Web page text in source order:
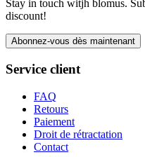
Stay in touch witjh blomus.
discount!
Abonnez-vous dès maintenant
Service client
FAQ
Retours
Paiement
Droit de rétractation
Contact